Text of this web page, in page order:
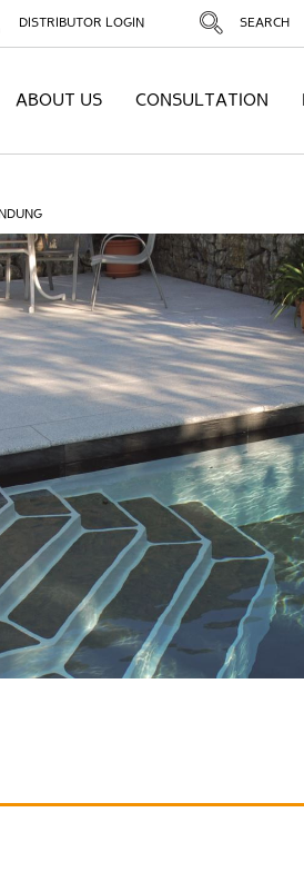
DISTRIBUTOR LOGIN SEARCH
ABOUT US CONSULTATION